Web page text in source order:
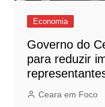
Economia
Governo do
para reduzir
Ceara em Foco